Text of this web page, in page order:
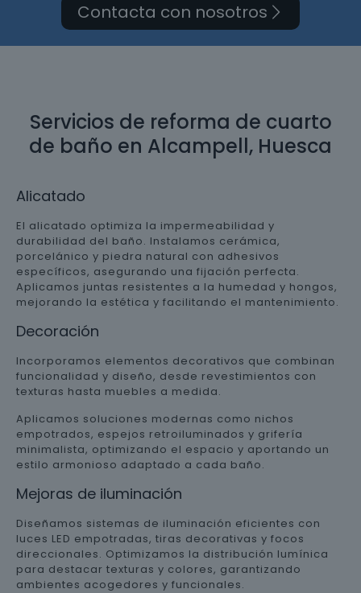
Contacta con nosotros
Servicios de reforma de cuarto
de baño en Alcampell, Huesca
Alicatado
El alicatado optimiza la impermeabilidad y
durabilidad del baño. Instalamos cerámica,
porcelánico y piedra natural con adhesivos
específicos, asegurando una fijación perfecta.
Aplicamos juntas resistentes a la humedad y hongos,
mejorando la estética y facilitando el mantenimiento.
Decoración
Incorporamos elementos decorativos que combinan
funcionalidad y diseño, desde revestimientos con
texturas hasta muebles a medida.
Aplicamos soluciones modernas como nichos
empotrados, espejos retroiluminados y grifería
minimalista, optimizando el espacio y aportando un
estilo armonioso adaptado a cada baño.
Mejoras de iluminación
Diseñamos sistemas de iluminación eficientes con
luces LED empotradas, tiras decorativas y focos
direccionales. Optimizamos la distribución lumínica
para destacar texturas y colores, garantizando
ambientes acogedores y funcionales.